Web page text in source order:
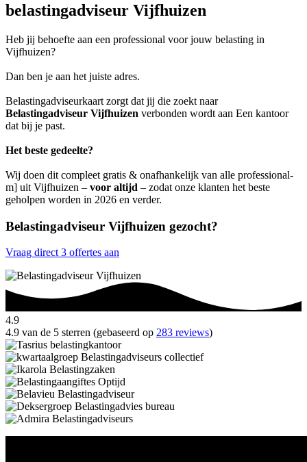
belastingadviseur Vijfhuizen
Heb jij behoefte aan een professional voor jouw belasting in
Vijfhuizen?
Dan ben je aan het juiste adres.
Belastingadviseurkaart zorgt dat jij die zoekt naar
Belastingadviseur Vijfhuizen verbonden wordt aan Een kantoor
dat bij je past.
Het beste gedeelte?
Wij doen dit compleet gratis & onafhankelijk van alle professional-
m] uit Vijfhuizen – voor altijd – zodat onze klanten het beste
geholpen worden in 2026 en verder.
Belastingadviseur Vijfhuizen gezocht?
Vraag direct 3 offertes aan
4.9
4.9 van de 5 sterren (gebaseerd op 283 reviews)